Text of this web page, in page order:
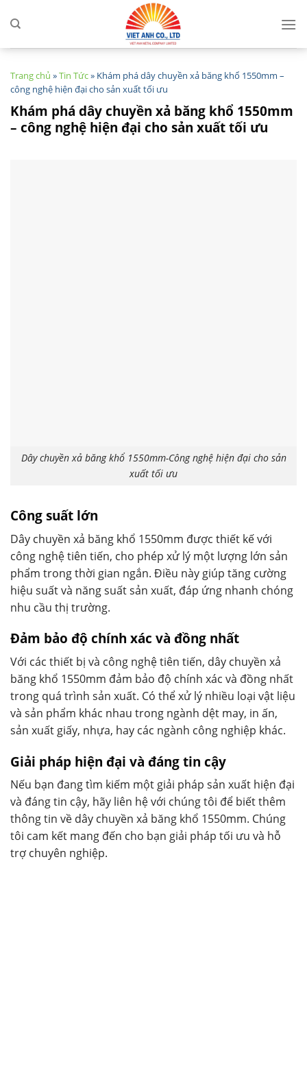
Trang chủ »Tin Tức» Khám phá dây chuyền xả băng khổ 1550mm –
công nghệ hiện đại cho sản xuất tối ưu
Khám phá dây chuyền xả băng khổ 1550mm
– công nghệ hiện đại cho sản xuất tối ưu
Dây chuyền xả băng khổ 1550mm-Công nghệ hiện đại cho sản
xuất tối ưu
Công suất lớn
Dây chuyền xả băng khổ 1550mm được thiết kế với
công nghệ tiên tiến, cho phép xử lý một lượng lớn sản
phẩm trong thời gian ngắn. Điều này giúp tăng cường
hiệu suất và năng suất sản xuất, đáp ứng nhanh chóng
nhu cầu thị trường.
Đảm bảo độ chính xác và đồng nhất
Với các thiết bị và công nghệ tiên tiến, dây chuyền xả
băng khổ 1550mm đảm bảo độ chính xác và đồng nhất
trong quá trình sản xuất. Có thể xử lý nhiều loại vật liệu
và sản phẩm khác nhau trong ngành dệt may, in ấn,
sản xuất giấy, nhựa, hay các ngành công nghiệp khác.
Giải pháp hiện đại và đáng tin cậy
Nếu bạn đang tìm kiếm một giải pháp sản xuất hiện đại
và đáng tin cậy, hãy liên hệ với chúng tôi để biết thêm
thông tin về dây chuyền xả băng khổ 1550mm. Chúng
tôi cam kết mang đến cho bạn giải pháp tối ưu và hỗ
trợ chuyên nghiệp.